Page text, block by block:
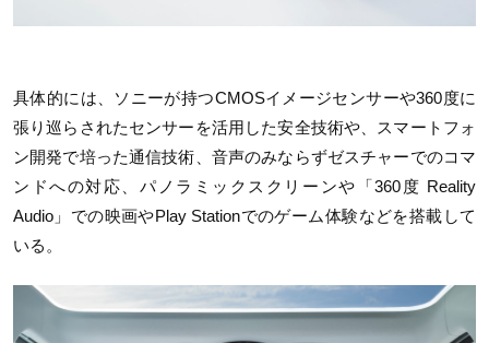
具体的には、ソニーが持つCMOSイメージセンサーや360度に
張り巡らされたセンサーを活用した安全技術や、スマートフォ
ン開発で培った通信技術、音声のみならずゼスチャーでのコマ
ンドへの対応、パノラミックスクリーンや「360度 Reality
Audio」での映画やPlay Stationでのゲーム体験などを搭載して
いる。